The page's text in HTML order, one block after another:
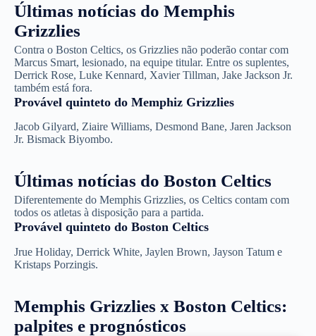
Últimas notícias do Memphis
Grizzlies
Contra o Boston Celtics, os Grizzlies não poderão contar com
Marcus Smart, lesionado, na equipe titular. Entre os suplentes,
Derrick Rose, Luke Kennard, Xavier Tillman, Jake Jackson Jr.
também está fora.
Provável quinteto do Memphiz Grizzlies
Jacob Gilyard, Ziaire Williams, Desmond Bane, Jaren Jackson
Jr. Bismack Biyombo.
Últimas notícias do Boston Celtics
Diferentemente do Memphis Grizzlies, os Celtics contam com
todos os atletas à disposição para a partida.
Provável quinteto do Boston Celtics
Jrue Holiday, Derrick White, Jaylen Brown, Jayson Tatum e
Kristaps Porzingis.
Memphis Grizzlies x Boston Celtics:
palpites e prognósticos